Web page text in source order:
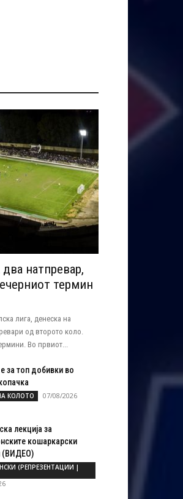
натпревар,
термин
лига, денеска на
од второто коло.
Во првиот...
за топ добивки во
КОЛОТО 07/08/2026
лекција за
кошаркарски
(ВИДЕО)
(РЕПРЕЗЕНТАЦИИ |